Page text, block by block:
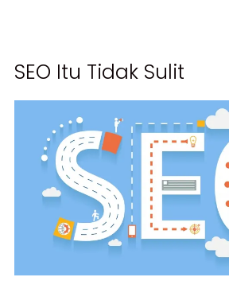
SEO Itu Tidak Sulit